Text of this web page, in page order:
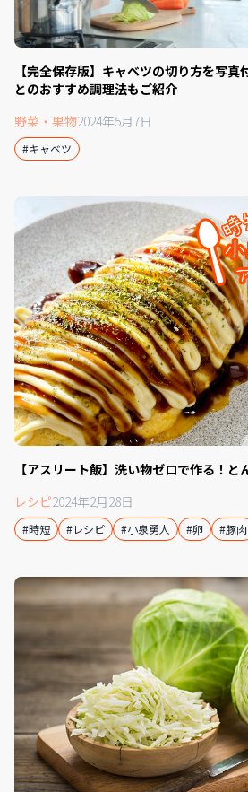
【完全保存版】キャベツの切り方を写
とのおすすめ調理法もご紹介
野菜・果物2024年5月7日
#キャベツ
【アスリート飯】洗い物ゼロで作る！と
レシピ2024年2月28日
#時短 #レシピ #小泉勇人 #卵 #豚肉